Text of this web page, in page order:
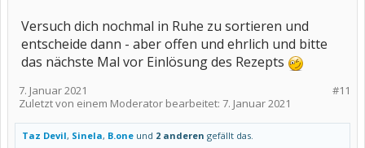
Versuch dich nochmal in Ruhe zu sortieren und
entscheide dann - aber offen und ehrlich und bitte
das nächste Mal vor Einlösung des Rezepts
#11
7. Januar 2021
Zuletzt von einem Moderator bearbeitet: 7. Januar 2021
Taz Devil, Sinela, B.one und 2 anderen gefällt das.